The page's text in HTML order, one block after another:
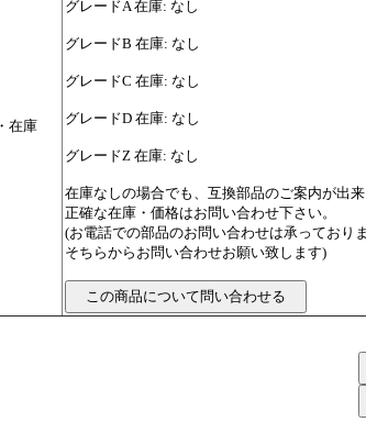
在庫
グレードA 在庫: なし
グレードB 在庫: なし
グレードC 在庫: なし
グレードD 在庫: なし
グレードZ 在庫: なし
在庫なしの場合でも、互換部品のご案内が出来
正確な在庫・価格はお問い合わせ下さい。
(お電話での部品のお問い合わせは承っており
そちらからお問い合わせお願い致します)